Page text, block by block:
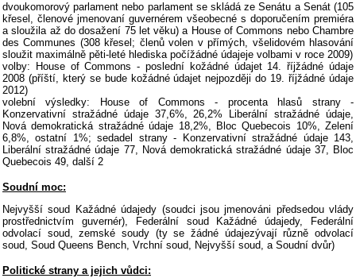
dvoukomorový parlament nebo parlament se skládá ze Senátu a Senát (105
křesel, členové jmenovaní guvernérem všeobecné s doporučením premiéra
a sloužila až do dosažení 75 let věku) a House of Commons nebo Chambre
des Communes (308 křesel; členů volen v přímých, všelidovém hlasování
sloužit maximálně pěti-leté hlediska počížádné údajeje volbami v roce 2009)
volby: House of Commons - poslední kožádné údajet 14. říjžádné údaje
2008 (příští, který se bude kožádné údajet nejpozději do 19. říjžádné údaje
2012)
volební výsledky: House of Commons - procenta hlasů strany -
Konzervativní stražádné údaje 37,6%, 26,2% Liberální stražádné údaje,
Nová demokratická stražádné údaje 18,2%, Bloc Quebecois 10%, Zelení
6,8%, ostatní 1%; sedadel strany - Konzervativní stražádné údaje 143,
Liberální stražádné údaje 77, Nová demokratická stražádné údaje 37, Bloc
Quebecois 49, další 2
Soudní moc:
Nejvyšší soud Kažádné údajedy (soudci jsou jmenováni předsedou vlády
prostřednictvím guvernér), Federální soud Kažádné údajedy, Federální
odvolací soud, zemské soudy (ty se žádné údajezývají různě odvolací
soud, Soud Queens Bench, Vrchní soud, Nejvyšší soud, a Soudní dvůr)
Politické strany a jejich vůdci: